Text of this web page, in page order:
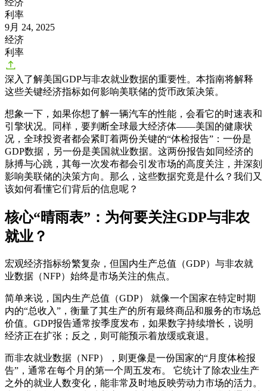
利率
9月 24, 2025
经济
利率
深入了解美国GDP与非农就业数据的重要性。本指南将解释
这些关键经济指标如何影响美联储的货币政策决策。
想象一下，如果你想了解一辆汽车的性能，会看它的时速表和
引擎状况。同样，要判断全球最大经济体——美国的健康状
况，全球投资者都会紧盯着两份关键的“体检报告”：一份是
GDP数据 ，另一份是美国就业数据。这两份报告如同经济的
脉搏与心跳，其每一次发布都会引发市场的高度关注，并深刻
影响美联储的决策方向。那么，这些数据究竟是什么？我们又
该如何看懂它们背后的信息呢？
核心“晴雨表”：为何要关注GDP与非农
就业？
宏观经济指标纷繁复杂，但国内生产总值（GDP）与非农就
业数据（NFP）始终是市场关注的焦点。
简单来说， 国内生产总值（GDP）
就像一个国家在特定时期
内的“总收入”，衡量了其生产的所有最终商品和服务的市场总
价值。GDP报告通常按季度发布，如果数字持续增长，说明
经济正在扩张；反之，则可能预示着放缓或衰退。
而非农就业数据（NFP）
，则更像是一份国家的“月度体检报
告”，通常在每个月的第一个周五发布。 它统计了除农业生产
之外的就业人数变化，能非常及时地反映劳动力市场的活力。